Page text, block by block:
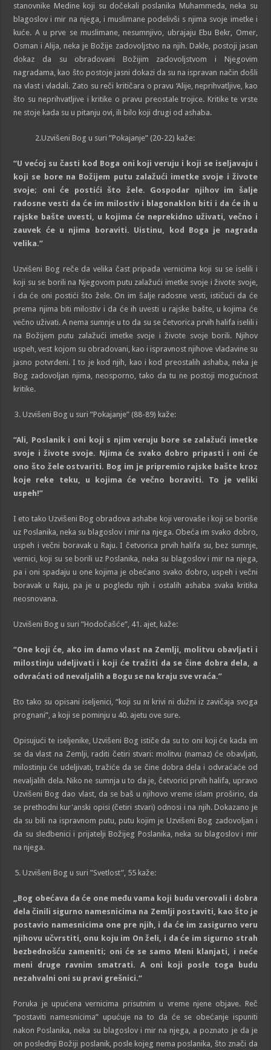
stanovnike Medine koji su dočekali poslanika Muhammeda, neka su
blagoslov i mir na njega, i muslimane podelivši s njima svoje imetke i
kuće. A u prve se muslimane, nesumnjivo, ubrajaju Ebu Bekr, Omer,
Osman i Alija, neka je Božije zadovoljstvo na njih. Dakle, postoji jasan
dokaz da su obradovani Božijim zadovoljstvom i Njegovim
nagradama, kao što postoje jasni dokazi da su na ispravan način došli
na vlast i vladali. Zato su reči kritičara o pravu ‘Alije, neprihvatljive, kao
što su neprihvatljive i kritike o pravu preostale trojice. Kritike te vrste
ne stoje kada su u pitanju ovi, ili bilo koji drugi od ashaba.
2.Uzvišeni Bog u suri ”Pokajanje” (20-22) kaže:
“U većoj su časti kod Boga oni koji veruju i koji se iseljavaju i
koji se bore na Božijem putu zalažući imetke svoje i živote
svoje; oni će postići što žele. Gospodar njihov im šalje
radosne vesti da će im milostiv i blagonaklon biti i da će ih u
rajske bašte uvesti, u kojima će neprekidno uživati, večno i
zauvek će u njima boraviti. Uistinu,
kod Boga je nagrada
velika.”
Uzvišeni Bog reče da velika čast pripada vernicima koji su se iselili i
koji su se borili na Njegovom putu zalažući imetke svoje i živote svoje,
i da će oni postići što žele. On im šalje radosne vesti, ističući da će
prema njima biti milostiv i da će ih uvesti u rajske bašte, u kojima će
večno uživati. A nema sumnje u to da su se četvorica prvih halifa iselili i
na Božijem putu zalažući imetke svoje i živote svoje borili. Njihov
uspeh, vest kojom su obradovani, kao i ispravnost njihove vladavine su
jasno potvrđeni. I to je kod njih, kao i kod preostalih ashaba, neka je
Bog zadovoljan njima, neosporno, tako da tu ne postoji mogućnost
kritike.
Uzvišeni Bog u suri ”Pokajanje” (88-89) kaže:
“Ali, Poslanik i oni koji s njim veruju bore se zalažući imetke
svoje i živote svoje. Njima će svako dobro pripasti i oni će
ono što žele ostvariti. Bog im je pripremio rajske bašte kroz
koje reke teku , u kojima će večno boraviti. To je veliki
uspeh!”
I eto tako Uzvišeni Bog obradova ashabe koji verovaše i koji se boriše
uz Poslanika, neka su blagoslov i mir na njega. Obeća im svako dobro,
uspeh i večni boravak u Raju. I četvorica prvih halifa su, bez sumnje,
vernici, koji su se borili uz Poslanika, neka su blagoslov i mir na njega,
pa i oni spadaju u one kojima je obećano svako dobro, uspeh i večni
boravak u Raju, pa je u pogledu njih i ostalih ashaba svaka kritika
neosnovana.
Uzvišeni Bog u suri ”Hodočašće”, 41. ajet, kaže:
“One koji će, ako im damo vlast na Zemlji, molitvu obavljati i
milostinju udeljivati i koji će tražiti da se čine dobra dela, a
odvraćati od nevaljalih a Bogu se na kraju sve vraća.”
Eto tako su opisani iseljenici, “koji su ni krivi ni dužni iz zavičaja svoga
prognani”, a koji se pominju u 40. ajetu ove sure.
Opisujući te iseljenike, Uzvišeni Bog ističe da su to oni koji će kada im
se da vlast na Zemlji, raditi četiri stvari: molitvu (namaz) će obavljati,
milostinju će udeljivati, tražiće da se čine dobra dela i odvraćaće od
nevaljalih dela. Niko ne sumnja u to da je, četvorici prvih halifa, upravo
Uzvišeni Bog dao vlast, da se baš u njihovo vreme islam proširio, da
se prethodni kur'anski opisi (četiri stvari) odnosi i na njih. Dokazano je
da su bili na ispravnom putu, putu kojim je Uzvišeni Bog zadovoljan i
da su sledbenici i prijatelji Božijeg Poslanika, neka su blagoslov i mir
na njega.
Uzvišeni Bog u suri ”Svetlost”, 55 kaže:
„Bog obećava da će one među vama koji budu verovali i dobra
dela činili sigurno namesnicima na Zemlji postaviti, kao što je
postavio namesnicima one pre njih, i da će im zasigurno veru
njihovu učvrstiti, onu koju im On želi, i da će im sigurno strah
bezbednošću zameniti; oni će se samo Meni klanjati, i neće
meni druge ravnim smatrati. A oni koji posle toga budu
nezahvalni oni su pravi grešnici.“
Poruka je upućena vernicima prisutnim u vreme njene objave. Reč
“postaviti namesnicima” upućuje na to da će se obećanje ispuniti
nakon Poslanika, neka su blagoslov i mir na njega, a poznato je da je
on poslednji Božiji poslanik, posle kojeg nema poslanika, što znači da